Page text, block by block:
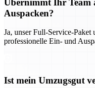
Auspacken?
Ja, unser Full-Service-Paket
professionelle Ein- und
Ist mein Umzugsgut